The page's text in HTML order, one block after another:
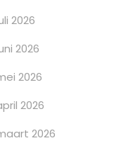
2026
2026
2026
2026
2026